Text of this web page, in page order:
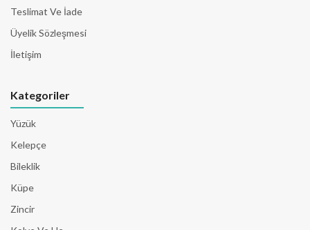
Teslimat Ve İade
Üyelik Sözleşmesi
İletişim
Kategoriler
Yüzük
Kelepçe
Bileklik
Küpe
Zincir